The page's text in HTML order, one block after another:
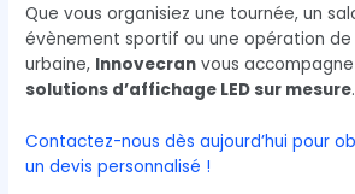
Que vous organisiez une tournée, un
évènement sportif ou une opération
urbaine, Innovecran vous
solutions d’affichage LED sur mesure.
Contactez-nous dès aujourd’hui pour
un devis personnalisé !